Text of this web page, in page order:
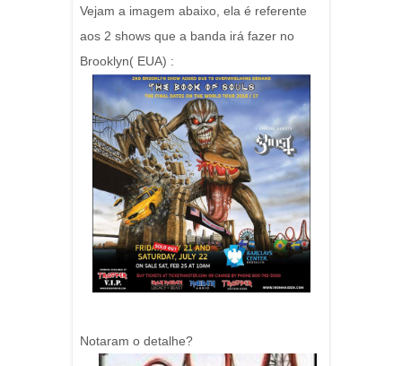
Vejam a imagem abaixo, ela é referente
aos 2 shows que a banda irá fazer no
Brooklyn( EUA) :
Notaram o detalhe?